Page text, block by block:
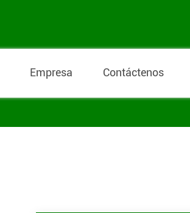
Empresa Contáctenos